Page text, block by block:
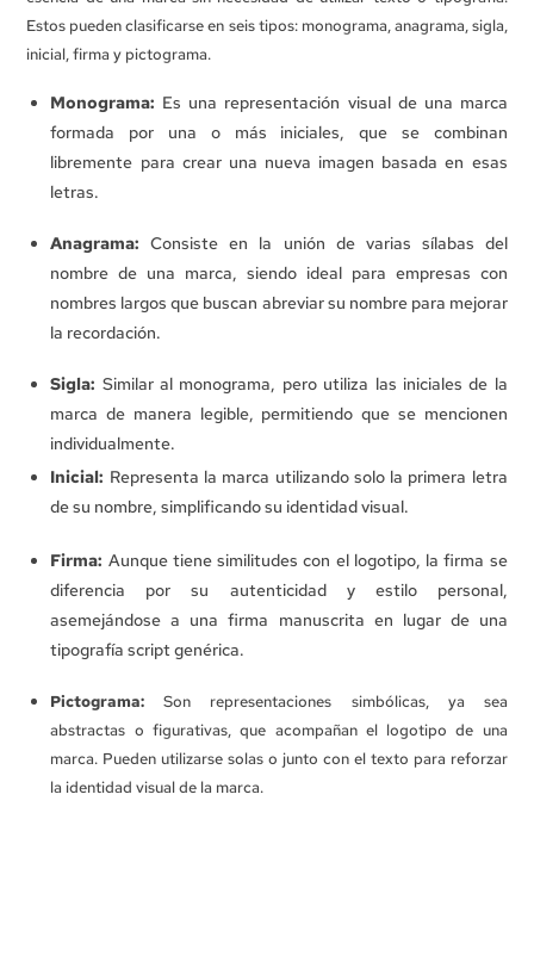
Estos pueden clasificarse en seis tipos: monograma, anagrama, sigla,
inicial, firma y pictograma.
Monograma: Es una representación visual de una marca
formada por una o más iniciales, que se combinan
libremente para crear una nueva imagen basada en esas
letras.
Anagrama: Consiste en la unión de varias sílabas del
nombre de una marca, siendo ideal para empresas con
nombres largos que buscan abreviar su nombre para mejorar
la recordación.
Sigla: Similar al monograma, pero utiliza las iniciales de la
marca de manera legible, permitiendo que se mencionen
individualmente.
Inicial: Representa la marca utilizando solo la primera letra
de su nombre, simplificando su identidad visual.
Firma: Aunque tiene similitudes con el logotipo, la firma se
diferencia por su autenticidad y estilo personal,
asemejándose a una firma manuscrita en lugar de una
tipografía script genérica.
Pictograma: Son representaciones simbólicas, ya sea
abstractas o figurativas, que acompañan el logotipo de una
marca. Pueden utilizarse solas o junto con el texto para reforzar
la identidad visual de la marca.